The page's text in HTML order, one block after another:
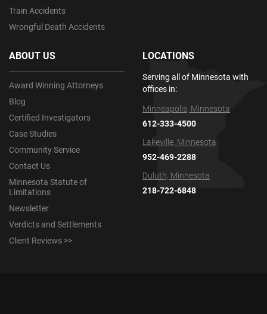
Train Accidents
Wrongful Death Accidents
ABOUT US
Award Winning Attorneys
Blog
Certified Investigators
Case Studies
Community Service
Contact Us
Minnesota Statute of
Limitations
Newsletter
Verdicts and Settlements
Client Reviews >>
LOCATIONS
Serving all of Minnesota with
offices in:
Minneapolis, Minnesota
612-333-4500
Lakeville, Minnesota
952-469-2288
Duluth, Minnesota
218-722-6848